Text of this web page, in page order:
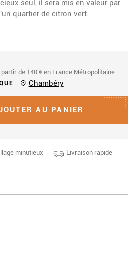
seul, il sera mis en valeur par
quartier de citron vert.
partir de 140 € en France Métropolitaine
Chambéry
AU PANIER
minutieux Livraison rapide